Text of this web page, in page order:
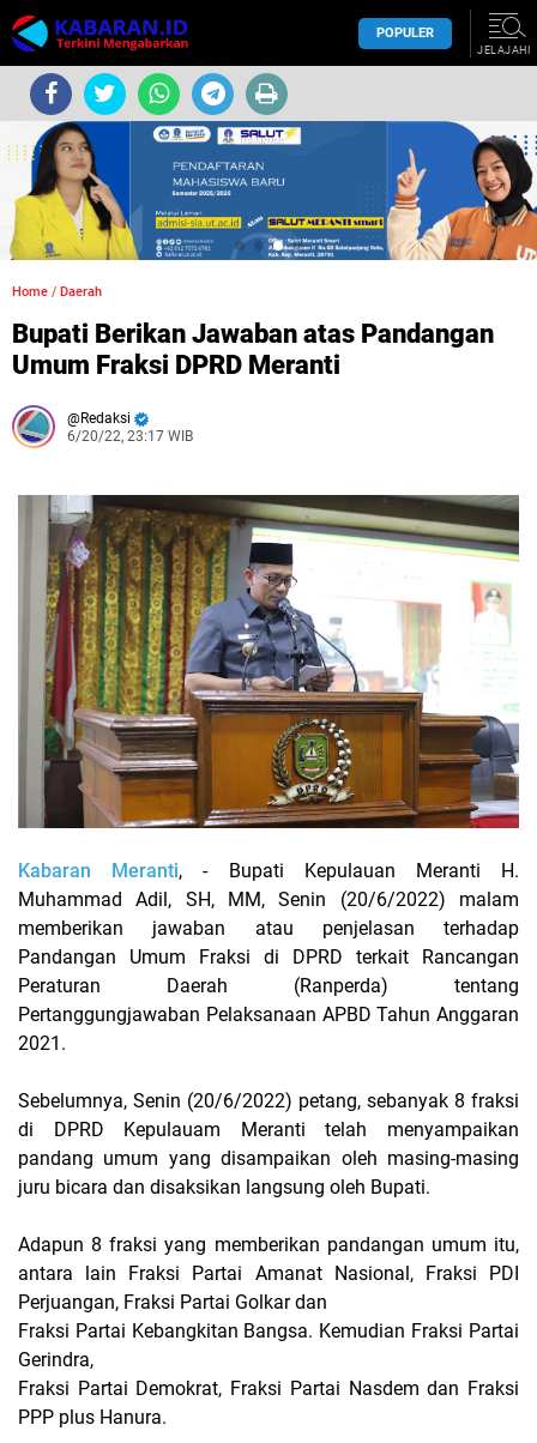
POPULER
JELAJAHI
Home / Daerah
Bupati Berikan Jawaban atas Pandangan
Umum Fraksi DPRD Meranti
Redaksi
6/20/22, 23:17 WIB
Kabaran Meranti, - Bupati Kepulauan Meranti H.
Muhammad Adil, SH, MM, Senin (20/6/2022) malam
memberikan jawaban atau penjelasan terhadap
Pandangan Umum Fraksi di DPRD terkait Rancangan
Peraturan Daerah (Ranperda) tentang
Pertanggungjawaban Pelaksanaan APBD Tahun Anggaran
2021.
Sebelumnya, Senin (20/6/2022) petang, sebanyak 8 fraksi
di DPRD Kepulauam Meranti telah menyampaikan
pandang umum yang disampaikan oleh masing-masing
juru bicara dan disaksikan langsung oleh Bupati.
Adapun 8 fraksi yang memberikan pandangan umum itu,
antara lain Fraksi Partai Amanat Nasional, Fraksi PDI
Perjuangan, Fraksi Partai Golkar dan
Fraksi Partai Kebangkitan Bangsa. Kemudian Fraksi Partai
Gerindra,
Fraksi Partai Demokrat, Fraksi Partai Nasdem dan Fraksi
PPP plus Hanura.